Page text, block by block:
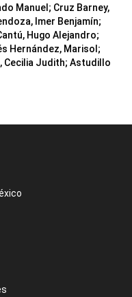
Manuel ; Cruz Barney,
Imer Benjamín;
Hugo Alejandro;
Hernández, Marisol ;
Cecilia Judith; Astudillo